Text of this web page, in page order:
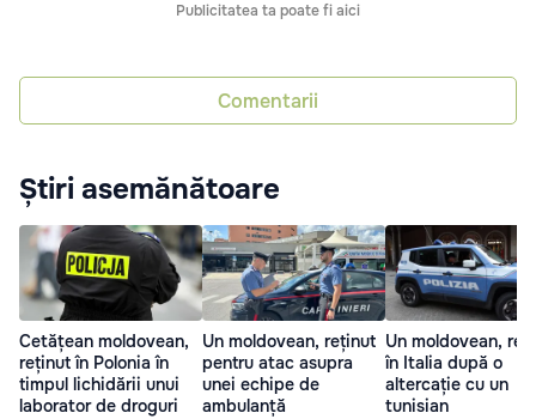
Publicitatea ta poate fi aici
Comentarii
Știri asemănătoare
Cetățean moldovean,
reținut în Polonia în
timpul lichidării unui
laborator de droguri
Un moldovean, reținut
pentru atac asupra
unei echipe de
ambulanță
Un moldovean,
în Italia după o
altercație cu un
tunisian